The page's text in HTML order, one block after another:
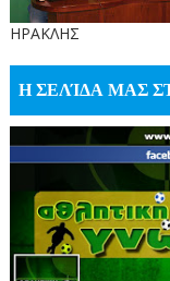
ΗΡΑΚΛΗΣ
Η ΣΕΛΊΔΑ ΜΑΣ